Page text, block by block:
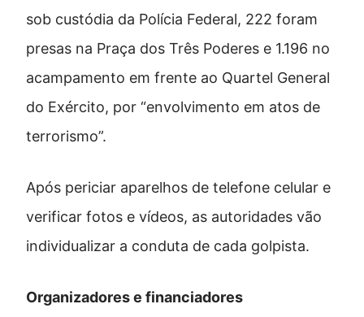
sob custódia da Polícia Federal, 222 foram
presas na Praça dos Três Poderes e 1.196 no
acampamento em frente ao Quartel General
do Exército, por “envolvimento em atos de
terrorismo”.
Após periciar aparelhos de telefone celular e
verificar fotos e vídeos, as autoridades vão
individualizar a conduta de cada golpista.
Organizadores e financiadores